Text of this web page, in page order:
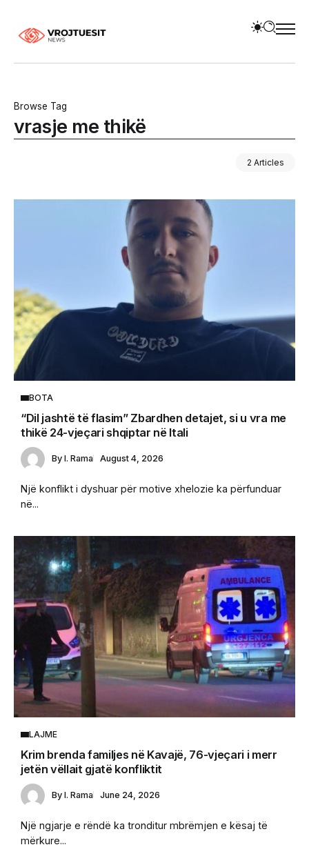
Browse Tag
vrasje me thikë
2 Articles
BOTA
“Dil jashtë të flasim” Zbardhen detajet, si u vra me
thikë 24-vjeçari shqiptar në Itali
By I. Rama August 4, 2026
Një konflikt i dyshuar për motive xhelozie ka përfunduar
në...
LAJME
Krim brenda familjes në Kavajë, 76-vjeçari i merr
jetën vëllait gjatë konfliktit
By I. Rama June 24, 2026
Një ngjarje e rëndë ka tronditur mbrëmjen e kësaj të
mërkure...